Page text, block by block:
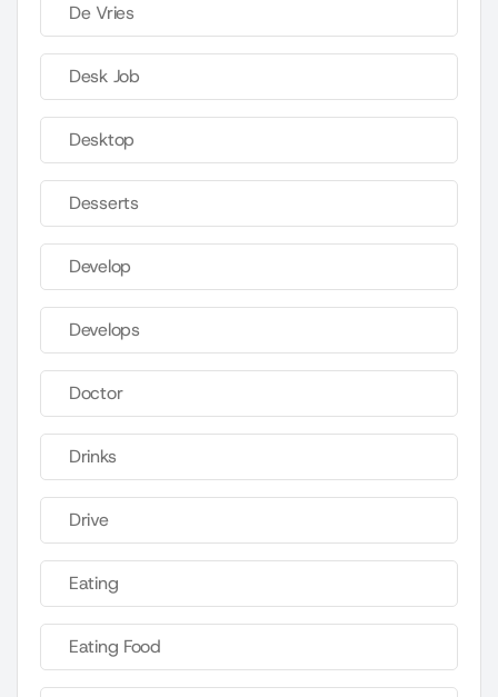
De Vries
Desk Job
Desktop
Desserts
Develop
Develops
Doctor
Drinks
Drive
Eating
Eating Food